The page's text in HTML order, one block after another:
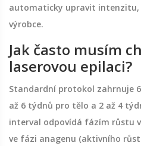
automaticky upravit intenzitu,
výrobce.
Jak často musím
laserovou epilaci?
Standardní protokol zahrnuje
až 6 týdnů pro tělo a 2 až 4
interval odpovídá fázím růstu
ve fázi anagenu (aktivního